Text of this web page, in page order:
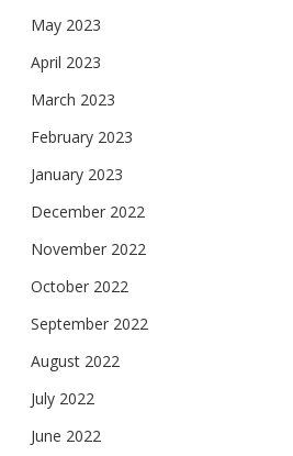
May 2023
April 2023
March 2023
February 2023
January 2023
December 2022
November 2022
October 2022
September 2022
August 2022
July 2022
June 2022